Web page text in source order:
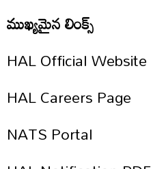
ముఖ్యమైన లింక్స్
HAL Official Website
HAL Careers Page
NATS Portal